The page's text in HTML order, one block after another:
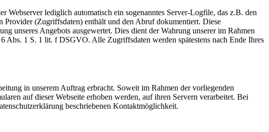
Webserver lediglich automatisch ein sogenanntes Server-Logfile, das z.B. den
Provider (Zugriffsdaten) enthält und den Abruf dokumentiert. Diese
unseres Angebots ausgewertet. Dies dient der Wahrung unserer im Rahmen
Abs. 1 S. 1 lit. f DSGVO. Alle Zugriffsdaten werden spätestens nach Ende Ihres
in unserem Auftrag erbracht. Soweit im Rahmen der vorliegenden
auf dieser Webseite erhoben werden, auf ihren Servern verarbeitet. Bei
beschriebenen Kontaktmöglichkeit.